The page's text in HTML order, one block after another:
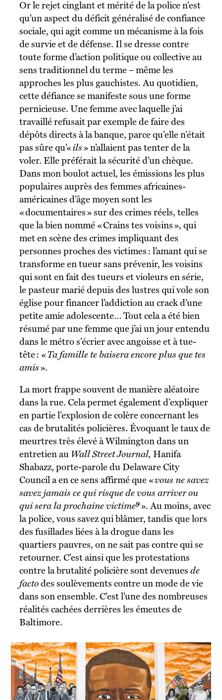
Or le rejet cinglant et mérité de la police n’est
qu’un aspect du déficit généralisé de confiance
sociale, qui agit comme un mécanisme à la fois
de survie et de défense. Il se dresse contre
toute forme d’action politique ou collective au
sens traditionnel du terme – même les
approches les plus gauchistes. Au quotidien,
cette défiance se manifeste sous une forme
pernicieuse. Une femme avec laquelle j’ai
travaillé refusait par exemple de faire des
dépôts directs à la banque, parce qu’elle n’était
pas sûre qu’«ils» n’allaient pas tenter de la
voler. Elle préférait la sécurité d’un chèque.
Dans mon boulot actuel, les émissions les plus
populaires auprès des femmes africaines-
américaines d’âge moyen sont les
« documentaires » sur des crimes réels, telles
que la bien nommé « Crains tes voisins », qui
met en scène des crimes impliquant des
personnes proches des victimes : l’amant qui se
transforme en tueur sans prévenir, les voisins
qui sont en fait des tueurs et violeurs en série,
le pasteur marié depuis des lustres qui vole son
église pour financer l’addiction au crack d’une
petite amie adolescente… Tout cela a été bien
résumé par une femme que j’ai un jour entendu
dans le métro s’écrier avec angoisse et à tue-
tête : «Ta famille te baisera encore plus que tes
amis».
La mort frappe souvent de manière aléatoire
dans la rue. Cela permet également d’expliquer
en partie l’explosion de colère concernant les
cas de brutalités policières. Évoquant le taux de
meurtres très élevé à Wilmington dans un
entretien au Wall Street Journal, Hanifa
Shabazz, porte-parole du Delaware City
Council a en ce sens affirmé que «vous ne savez
savez jamais ce qui risque de vous arriver ou
qui sera la prochaine victime9». Au moins, avec
la police, vous savez qui blâmer, tandis que lors
des fusillades liées à la drogue dans les
quartiers pauvres, on ne sait pas contre qui se
retourner. C’est ainsi que les protestations
contre la brutalité policière sont devenues de
factodes soulèvements contre un mode de vie
dans son ensemble. C’est l’une des nombreuses
réalités cachées derrières les émeutes de
Baltimore.